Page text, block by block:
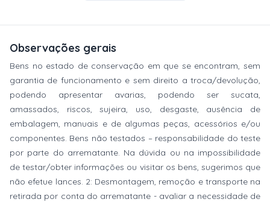
Observações gerais
Bens no estado de conservação em que se encontram, sem
garantia de funcionamento e sem direito a troca/devolução,
podendo apresentar avarias, podendo ser sucata,
amassados, riscos, sujeira, uso, desgaste, ausência de
embalagem, manuais e de algumas peças, acessórios e/ou
componentes. Bens não testados – responsabilidade do teste
por parte do arrematante. Na dúvida ou na impossibilidade
de testar/obter informações ou visitar os bens, sugerimos que
não efetue lances. 2: Desmontagem, remoção e transporte na
retirada por conta do arrematante - avaliar a necessidade de